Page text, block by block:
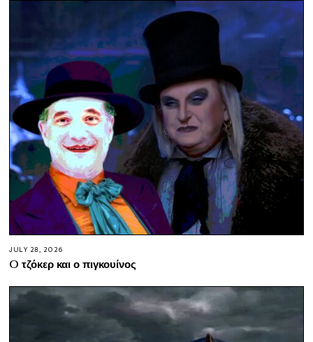
JULY 28, 2026
O τζόκερ και ο πιγκουίνος